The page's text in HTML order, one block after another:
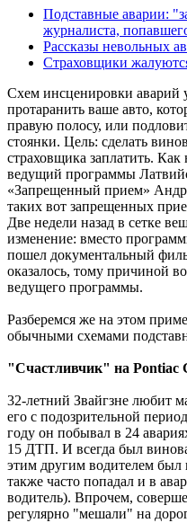
Подставные аварии:
журналиста,
Рассказы невольных
Страховщики
Схем инсценировки аварий
протаранить ваше авто,
правую полосу, или
стоянки. Цель: сделать
страховщика заплатить.
ведущий программы
«Запрещенный прием»
таких вот запрещенных
Две недели назад в сетке
изменение: вместо
пошел документальный
оказалось, тому причиной
ведущего программы.
Разберемся же на этом
обычными схемами
"Счастливчик" на Pontiac
32-летний Звайгзне любит
его с подозрительной
году он побывал в 24
15 ДТП. И всегда был
этим другим водителем
также часто попадал и в
водитель). Впрочем,
регулярно "мешали" на